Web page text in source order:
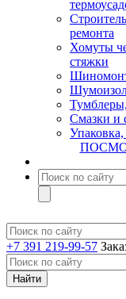
ремонта
Хомуты
стяжки
Смазки и
+7 391 219-99-57